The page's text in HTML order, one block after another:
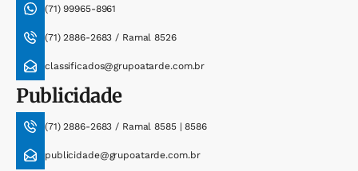
(71) 99965-8961
(71) 2886-2683 / Ramal 8526
classificados@grupoatarde.com.br
Publicidade
(71) 2886-2683 / Ramal 8585 | 8586
publicidade@grupoatarde.com.br